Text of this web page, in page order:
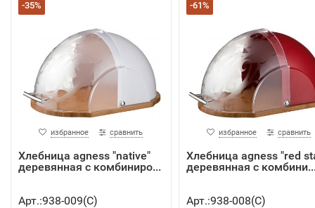
-35%
избранное сравнить
Хлебница agness "native"
деревянная с комбиниро...
Арт.:938-009(C)
-61%
избранное сравнить
Хлебница agness "red
деревянная с
Арт.:938-008(C)